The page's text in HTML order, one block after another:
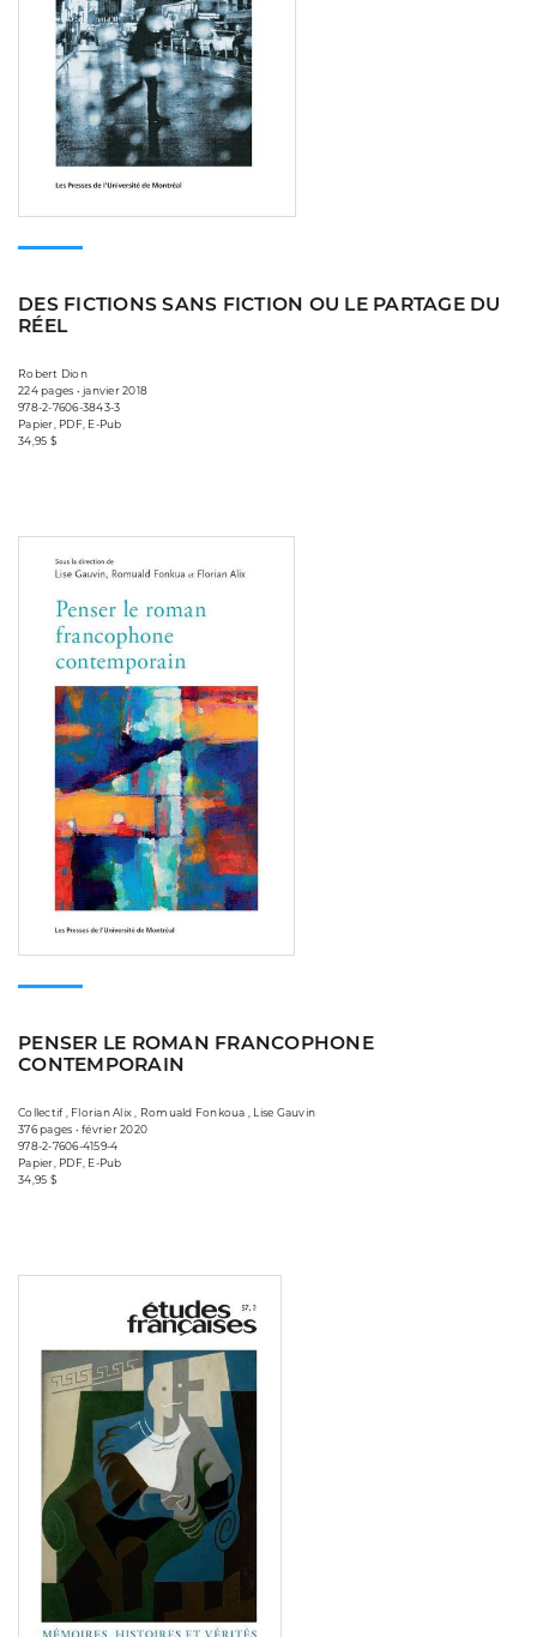
DES FICTIONS SANS FICTION OU LE PARTAGE DU
RÉEL
Robert Dion
224 pages • janvier 2018
978-2-7606-3843-3
Papier, PDF, E-Pub
34,95 $
PENSER LE ROMAN FRANCOPHONE
CONTEMPORAIN
Collectif , Florian Alix , Romuald Fonkoua , Lise Gauvin
376 pages • février 2020
978-2-7606-4159-4
Papier, PDF, E-Pub
34,95 $